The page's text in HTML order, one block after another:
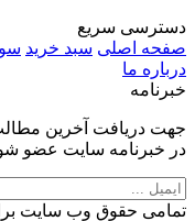
دسترسی سریع
صفحه اصلی سبد خرید
درباره ما
خبرنامه
جهت دریافت آخرین مطالب
در خبرنامه سایت عضو
تمامی حقوق وب سایت